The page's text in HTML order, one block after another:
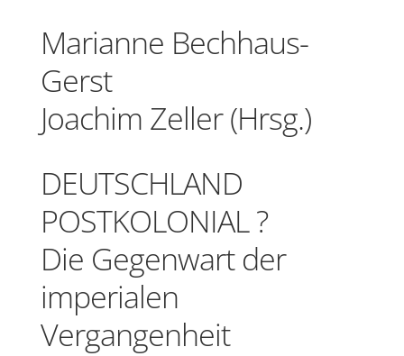
Marianne Bechhaus-
Gerst
Joachim Zeller (Hrsg.)
DEUTSCHLAND
POSTKOLONIAL ?
Die Gegenwart der
imperialen
Vergangenheit